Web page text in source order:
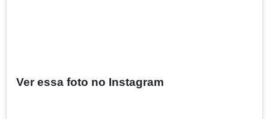
Ver essa foto no Instagram